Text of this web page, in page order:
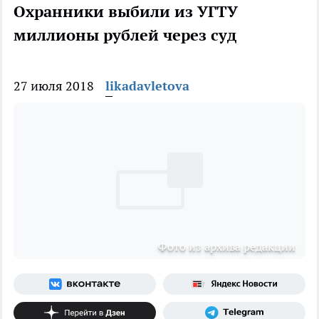
Охранники выбили из УГТУ
миллионы рублей через суд
27 июля 2018 likadavletova
Фото из архива редакции